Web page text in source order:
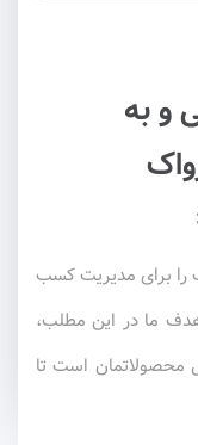
و به
را برای مدیریت کسب
هدف ما در این مطلب،
است تا